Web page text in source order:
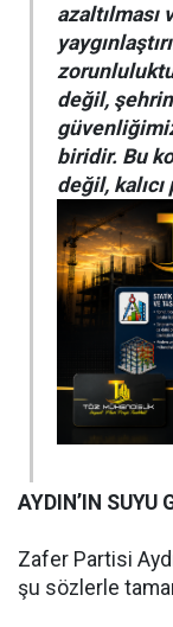
değil,
biridir. Bu
değil,
AYDIN’IN SUYU
Zafer Partisi
şu sözlerle